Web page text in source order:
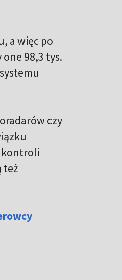
a więc po
98,3 tys.
czy
kontroli
też